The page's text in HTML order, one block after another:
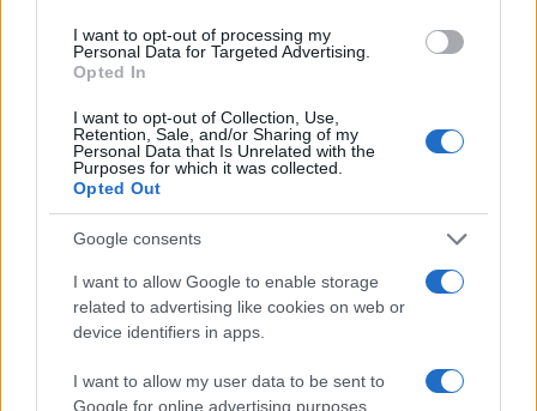
I want to opt-out of processing my
Personal Data for Targeted Advertising.
Opted In
I want to opt-out of Collection, Use,
Retention, Sale, and/or Sharing of my
Personal Data that Is Unrelated with the
Purposes for which it was collected.
Opted Out
Google consents
I want to allow Google to enable storage
related to advertising like cookies on web or
device identifiers in apps.
I want to allow my user data to be sent to
Google for online advertising purposes.
απολογηθεί την Τρίτη – «Είναι αθώα,
συμμετείχε στη διαδήλωση όπως και
100.000 άτομα»
Σίντνεϊ Τάουλ: Πέθανε σε ηλικία 26 ετών η
σταρ του TikTok – Kατέγραφε τη ζωή της
με τον καρκίνο
Μεταφορές χρημάτων: Πότε μπορεί να
θεωρηθούν δωρεές και να επιβληθεί φόρος
– Τι ισχυεί για τις γονικές παροχές
Κυψέλη: «Δεν μπορώ να το πιστέψω» –
Σοκαρισμένο το ζευγάρι Αμερικανών που
φιλοξενούσε τον 26χρονο Αφγανό στη
Λέσβο